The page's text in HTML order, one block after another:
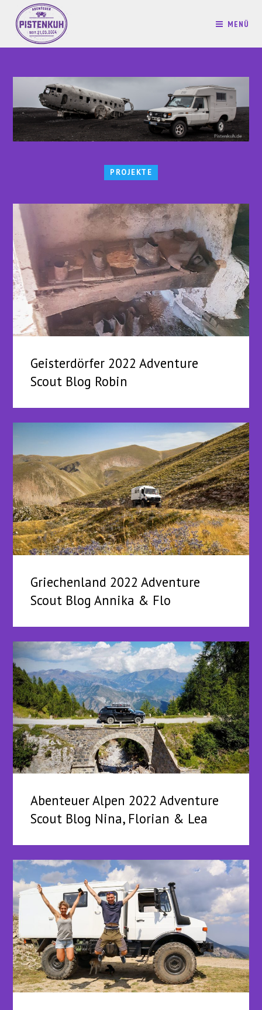
MENÜ
PROJEKTE
Geisterdörfer 2022 Adventure
Scout Blog Robin
Griechenland 2022 Adventure
Scout Blog Annika & Flo
Abenteuer Alpen 2022 Adventure
Scout Blog Nina, Florian & Lea